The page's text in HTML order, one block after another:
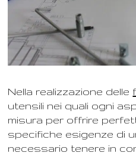
Nella realizzazione delle
utensili nei quali ogni
misura per offrire
specifiche esigenze di
necessario tenere in